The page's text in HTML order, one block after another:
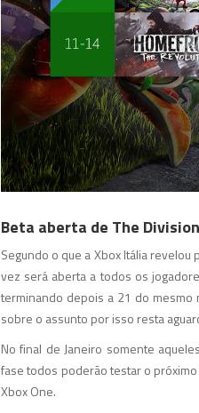
Beta aberta de The
Segundo o que a Xbox Itália
vez será aberta a todos os
terminando depois a 21 do mesmo
sobre o assunto por isso resta
No final de Janeiro somente
fase todos poderão testar o
Xbox One.